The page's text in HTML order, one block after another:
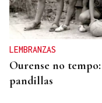
Un herido en la
entrada a las
LEMBRANZAS
Ourense no
pandillas